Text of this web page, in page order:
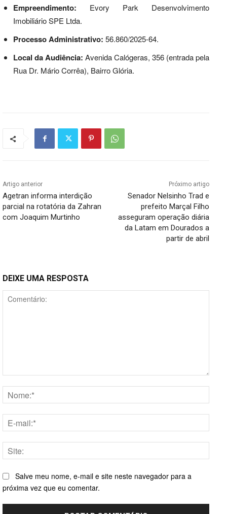
Empreendimento: Evory Park Desenvolvimento
Imobiliário SPE Ltda.
Processo Administrativo: 56.860/2025-64.
Local da Audiência: Avenida Calógeras, 356 (entrada pela
Rua Dr. Mário Corrêa), Bairro Glória.
Artigo anterior
Agetran informa interdição
parcial na rotatória da Zahran
com Joaquim Murtinho
Próximo artigo
Senador Nelsinho Trad e
prefeito Marçal Filho
asseguram operação diária
da Latam em Dourados a
partir de abril
DEIXE UMA RESPOSTA
mail:*
Salve meu nome, e-mail e site neste navegador para a
próxima vez que eu comentar.